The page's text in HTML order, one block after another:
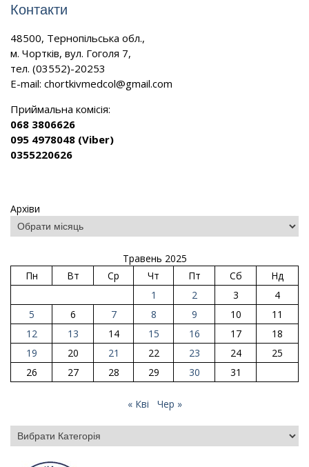
Контакти
48500, Тернопільська обл.,
м. Чортків, вул. Гоголя 7,
тел. (03552)-20253
E-mail: chortkivmedcol@gmail.com
Приймальна комісія:
068 3806626
095 4978048 (Viber)
0355220626
Архіви
Травень 2025
Пн
Вт Ср Чт Пт Сб
Нд
1
2 3
4
5
6 7 8 9 10
11
12
13 14 15 16 17
18
19
20 21 22 23 24
25
26
27 28 29 30 31
« Кві Чер »
Категорії